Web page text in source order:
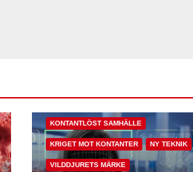
KONTANTLÖST SAMHÄLLE
KRIGET MOT KONTANTER NY TEKNIK
VILDDJURETS MÄRKE